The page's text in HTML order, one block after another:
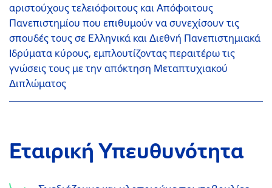
αριστούχους τελειόφοιτους και Απόφοιτους
Πανεπιστημίου που επιθυμούν να συνεχίσουν τις
σπουδές τους σε Ελληνικά και Διεθνή Πανεπιστημιακά
Ιδρύματα κύρους, εμπλουτίζοντας περαιτέρω τις
γνώσεις τους με την απόκτηση Μεταπτυχιακού
Διπλώματος
Εταιρική Υπευθυνότητα